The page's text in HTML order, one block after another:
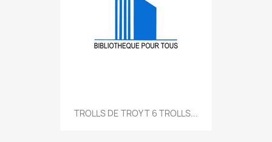
TROLLS DE TROY T 6 TROLLS...